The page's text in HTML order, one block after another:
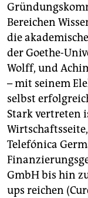
Bereichen
die
der Goethe-
Wolff, und
– mit seinem
selbst
Stark vertreten
Telefónica
GmbH bis hin
ups reichen